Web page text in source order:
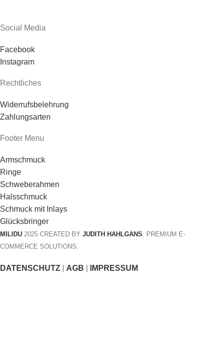
Social Media
Facebook
Instagram
Rechtliches
Widerrufsbelehrung
Zahlungsarten
Footer Menu
Armschmuck
Ringe
Schweberahmen
Halsschmuck
Schmuck mit Inlays
Glücksbringer
MILIDU 2025 CREATED BY JUDITH HAHLGANS . PREMIUM E-
COMMERCE SOLUTIONS.
DATENSCHUTZ AGB IMPRESSUM